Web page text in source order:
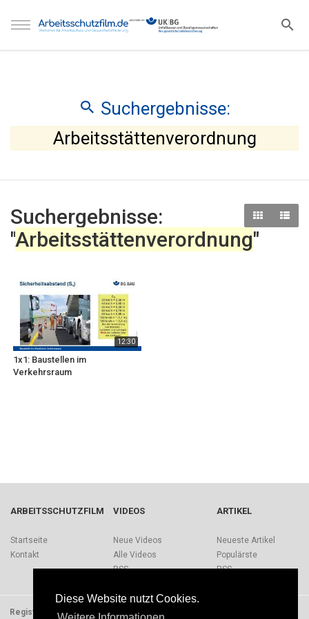
Diese Website nutzt Cookies.
Suchergebnisse:
Arbeitsstättenverordnung
Suchergebnisse:
"Arbeitsstättenverordnung"
12:30
1x1: Baustellen im
Verkehrsraum
ARBEITSSCHUTZFILM
Startseite
Kontakt
VIDEOS
Neue Videos
Alle Videos
RSS
ARTIKEL
Neueste Artikel
Populärste
RSS
Registrieren Impressum Quellen